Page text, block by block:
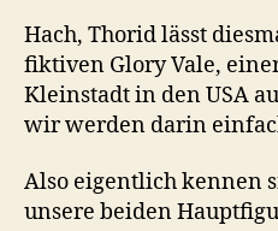
Hach, Thorid lässt
fiktiven Glory Vale,
Kleinstadt in den USA
wir werden darin
Also eigentlich kennen
unsere beiden